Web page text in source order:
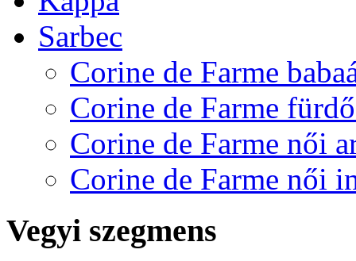
Sarbec
Corine de Farme
Corine de Farme
Corine de Farme női
Corine de Farme női
Vegyi szegmens